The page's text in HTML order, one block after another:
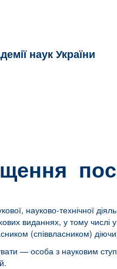
наук України
науково-технічної
виданнях, у тому
(співвласником)
— особа з науковим